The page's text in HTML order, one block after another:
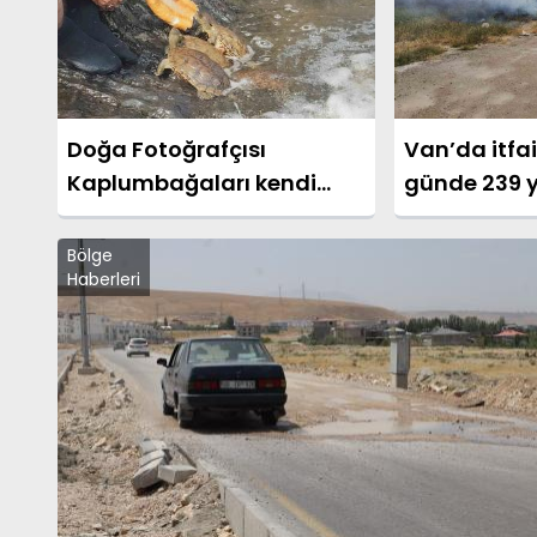
Doğa Fotoğrafçısı
Kaplumbağaları kendi
eliyle besliyor
Van’da
günde 239
müdahale
Bölge
Haberleri